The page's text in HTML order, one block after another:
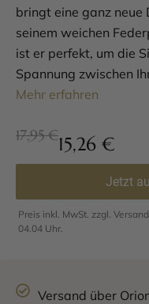
bringt eine ganz neue
seinem weichen
ist er perfekt, um die
Spannung zwischen
Mehr erfahren
17,95 €15,26 €
Jetzt
Preis inkl. MwSt. zzgl.
04.04 Uhr.
Versand über